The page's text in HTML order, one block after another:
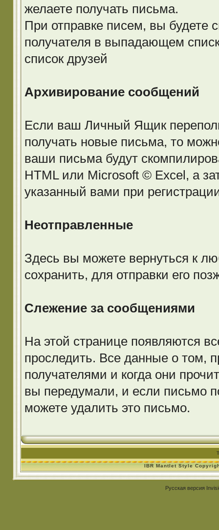
желаете получать письма.
При отправке писем, вы будете
получателя в выпадающем
список друзей
Архивирование сообщений
Если ваш Личный Ящик
получать новые письма, то
ваши письма будут
HTML или Microsoft © Excel, а
указанный вами при
Неотправленные
Здесь вы можете вернуться к
сохранить, для отправки его
Слежение за сообщениями
На этой странице появляются
проследить. Все данные о том,
получателями и когда они
вы передумали, и если письмо
можете удалить это письмо.
IBR Mantlet Style
Русская версия